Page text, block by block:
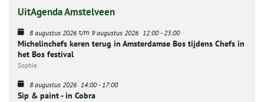
UitAgenda Amstelveen
8 augustus 2026 t/m 9 augustus 2026 12:00-23:00
Michelinchefs keren terug in Amsterdamse Bos tijdens Chefs in
het Bos festival
Sophie
8 augustus 2026 14:00-17:00
Sip & paint - in Cobra